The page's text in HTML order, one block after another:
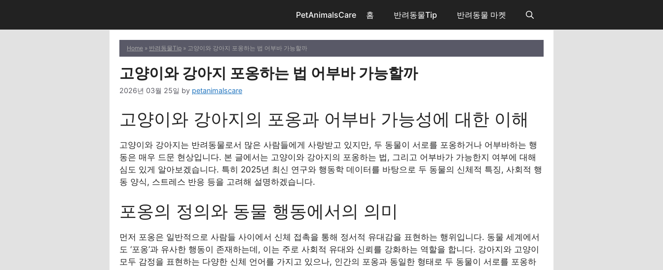
content
PetAnimalsCare 홈 반려동물Tip 반려동물 마켓
Home » 반려동물Tip » 고양이와 강아지 포옹하는 법 어부바 가능할까
고양이와 강아지 포옹하는 법 어부바 가능할까
2026년 03월 25일 by petanimalscare
고양이와 강아지의 포옹과 어부바 가능성에 대한 이해
고양이와 강아지는 반려동물로서 많은 사람들에게 사랑받고 있지만, 두 동물이 서로를 포옹하거나 어부바하는 행
동은 매우 드문 현상입니다. 본 글에서는 고양이와 강아지의 포옹하는 법, 그리고 어부바가 가능한지 여부에 대해
심도 있게 알아보겠습니다. 특히 2025년 최신 연구와 행동학 데이터를 바탕으로 두 동물의 신체적 특징, 사회적 행
동 양식, 스트레스 반응 등을 고려해 설명하겠습니다.
포옹의 정의와 동물 행동에서의 의미
먼저 포옹은 일반적으로 사람들 사이에서 신체 접촉을 통해 정서적 유대감을 표현하는 행위입니다. 동물 세계에서
도 ‘포옹’과 유사한 행동이 존재하는데, 이는 주로 사회적 유대와 신뢰를 강화하는 역할을 합니다. 강아지와 고양이
모두 감정을 표현하는 다양한 신체 언어를 가지고 있으나, 인간의 포옹과 동일한 형태로 두 동물이 서로를 포옹하